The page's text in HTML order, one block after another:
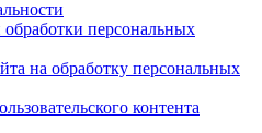
персональных
на обработку персональных
контента